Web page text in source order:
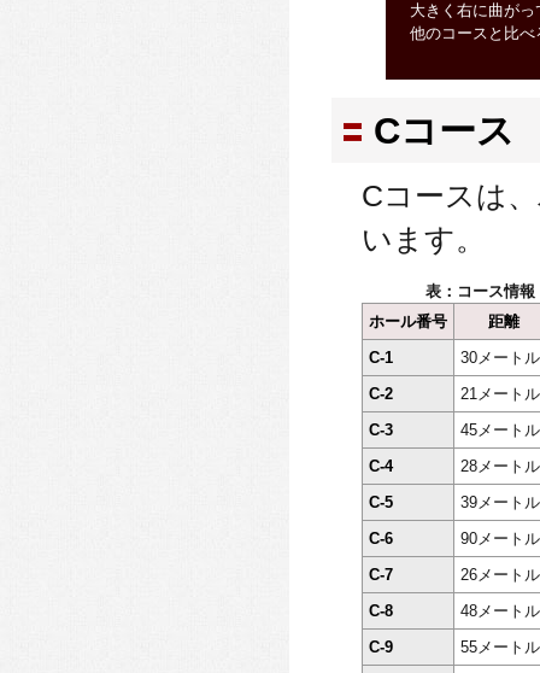
大きく右に曲が
他のコースと比
Cコース
Cコースは
います。
表：コース情報
ホール番号
距離
C-1
30メートル
C-2
21メートル
C-3
45メートル
C-4
28メートル
C-5
39メートル
C-6
90メートル
C-7
26メートル
C-8
48メートル
C-9
55メートル